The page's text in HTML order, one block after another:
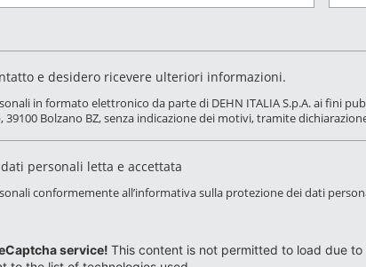
e desidero ricevere ulteriori informazioni.
in formato elettronico da parte di DEHN ITALIA S.p.A. ai fini
39100 Bolzano BZ, senza indicazione dei motivi, tramite
personali letta e accettata
conformemente all’informativa sulla protezione dei dati
service! This content is not permitted to load due